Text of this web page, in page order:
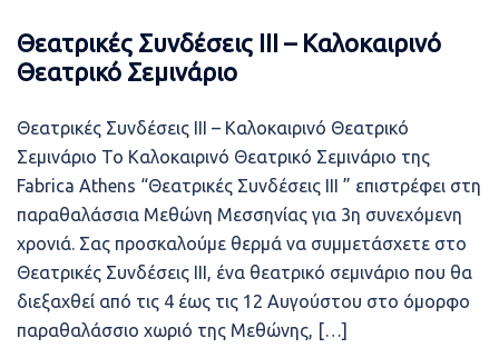
Θεατρικές Συνδέσεις ΙΙΙ – Καλοκαιρινό
Θεατρικό Σεμινάριο
Θεατρικές Συνδέσεις ΙΙΙ – Καλοκαιρινό Θεατρικό
Σεμινάριο Το Καλοκαιρινό Θεατρικό Σεμινάριο της
Fabrica Athens “Θεατρικές Συνδέσεις ΙΙΙ ” επιστρέφει στη
παραθαλάσσια Μεθώνη Μεσσηνίας για 3η συνεχόμενη
χρονιά. Σας προσκαλούμε θερμά να συμμετάσχετε στο
Θεατρικές Συνδέσεις ΙΙΙ, ένα θεατρικό σεμινάριο που θα
διεξαχθεί από τις 4 έως τις 12 Αυγούστου στο όμορφο
παραθαλάσσιο χωριό της Μεθώνης, […]